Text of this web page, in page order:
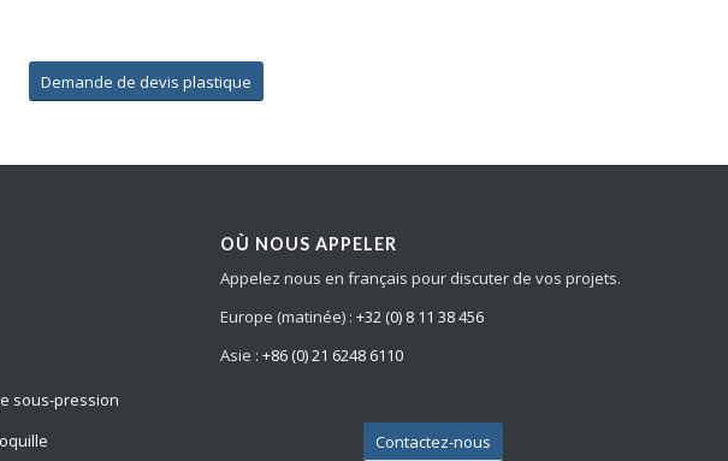
Demande de devis plastique
sous-pression
OÙ NOUS APPELER
Appelez nous en français pour discuter de vos projets.
Europe (matinée) :+32 (0) 8 11 38 456
Asie :+86 (0) 21 6248 6110
Contactez-nous